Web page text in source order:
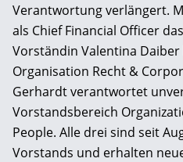
Verantwortung verlängert.
als Chief Financial Officer
Vorständin Valentina
Organisation Recht &
Gerhardt verantwortet
Vorstandsbereich
People. Alle drei sind seit
Vorstands und erhalten